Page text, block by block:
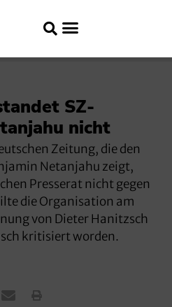
SZ-
nicht
Zeitung, die den
Netanjahu zeigt,
Presserat nicht gegen
die Organisation am
von Dieter Hanitzsch
kritisiert worden.